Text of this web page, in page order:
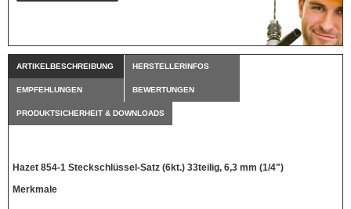
ARTIKELBESCHREIBUNG HERSTELLERINFOS
EMPFEHLUNGEN BEWERTUNGEN
PRODUKTSICHERHEIT & DOWNLOADS
Hazet 854-1 Steckschlüssel-Satz (6kt.) 33teilig, 6,3 mm (1/4")
Merkmale